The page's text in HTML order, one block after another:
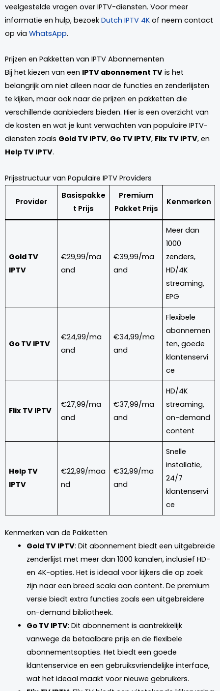
veelgestelde vragen over IPTV-diensten. Voor meer
informatie en hulp, bezoek Dutch IPTV 4K of neem contact
op via WhatsApp.
Prijzen en Pakketten van IPTV Abonnementen
Bij het kiezen van een IPTV abonnement TV is het
belangrijk om niet alleen naar de functies en zenderlijsten
te kijken, maar ook naar de prijzen en pakketten die
verschillende aanbieders bieden. Hier is een overzicht van
de kosten en wat je kunt verwachten van populaire IPTV-
diensten zoals Gold TV IPTV, Go TV IPTV, Flix TV IPTV, en
Help TV IPTV.
Prijsstructuur van Populaire IPTV Providers
Provider
Basispakke
t Prijs
Premium
Pakket Prijs
Kenmerken
Gold TV
IPTV
€29,99/ma
and
€39,99/ma
and
Meer dan
1000
zenders,
HD/4K
streaming,
EPG
Go TV IPTV
€24,99/ma
and
€34,99/ma
and
Flexibele
abonnemen
ten, goede
klantenservi
ce
Flix TV IPTV
€27,99/ma
and
€37,99/ma
and
HD/4K
streaming,
on-demand
content
Help TV
IPTV
€22,99/maa
nd
€32,99/ma
and
Snelle
installatie,
24/7
klantenservi
ce
Kenmerken van de Pakketten
Gold TV IPTV: Dit abonnement biedt een uitgebreide
zenderlijst met meer dan 1000 kanalen, inclusief HD-
en 4K-opties. Het is ideaal voor kijkers die op zoek
zijn naar een breed scala aan content. De premium
versie biedt extra functies zoals een uitgebreidere
on-demand bibliotheek.
Go TV IPTV: Dit abonnement is aantrekkelijk
vanwege de betaalbare prijs en de flexibele
abonnementsopties. Het biedt een goede
klantenservice en een gebruiksvriendelijke interface,
wat het ideaal maakt voor nieuwe gebruikers.